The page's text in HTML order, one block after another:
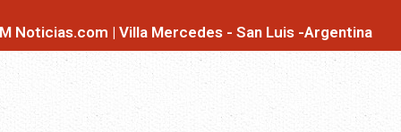
Noticias.com | Villa Mercedes - San Luis -Argentina